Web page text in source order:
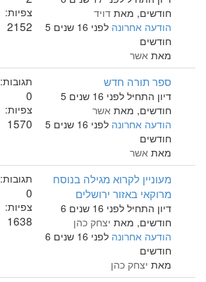
חודשים, מאת דויד
הודעה אחרונה
לפני 16 שנים 5
חודשים
מאת אשר
צפיות:
2152
ספר תורה חדש
דיון התחיל לפני 16 שנים 5
חודשים, מאת אשר
הודעה אחרונה
לפני 16 שנים 5
חודשים
מאת אשר
תגובות:
0
צפיות:
1570
מעוניין לקרוא מגילה בנוסח
מרוקאי באזור ירושלים
דיון התחיל לפני 16 שנים 6
חודשים, מאת יצחק כהן
הודעה אחרונה
לפני 16 שנים 6
חודשים
מאת יצחק כהן
תגובות:
0
צפיות:
1638